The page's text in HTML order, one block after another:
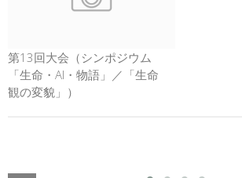
第13回大会（シンポジウム
「生命・AI・物語」／「生命
観の変貌」）